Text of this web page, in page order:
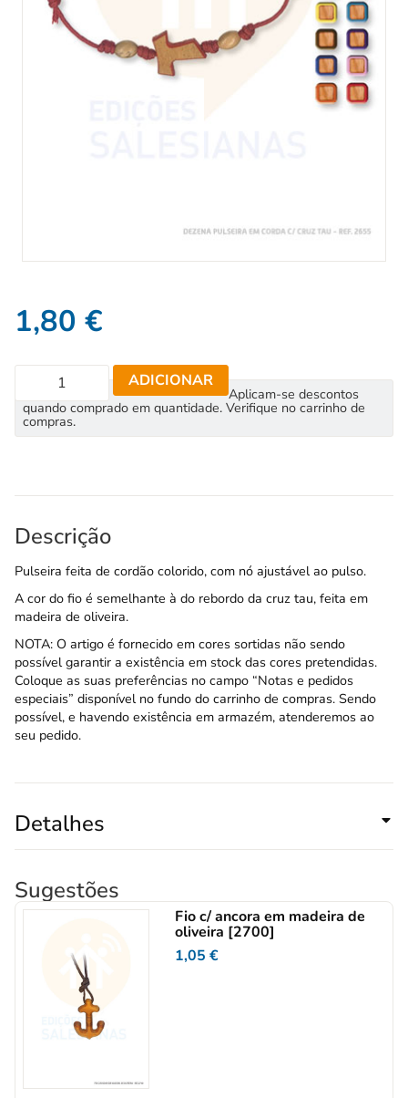
1,80 €
ADICIONAR
Aplicam-se descontos
quando comprado em quantidade. Verifique no carrinho de
compras.
Descrição
Pulseira feita de cordão colorido, com nó ajustável ao pulso.
A cor do fio é semelhante à do rebordo da cruz tau, feita em
madeira de oliveira.
NOTA: O artigo é fornecido em cores sortidas não sendo
possível garantir a existência em stock das cores pretendidas.
Coloque as suas preferências no campo “Notas e pedidos
especiais” disponível no fundo do carrinho de compras. Sendo
possível, e havendo existência em armazém, atenderemos ao
seu pedido.
Detalhes
Sugestões
Fio c/ ancora em madeira de
oliveira [2700]
1,05€